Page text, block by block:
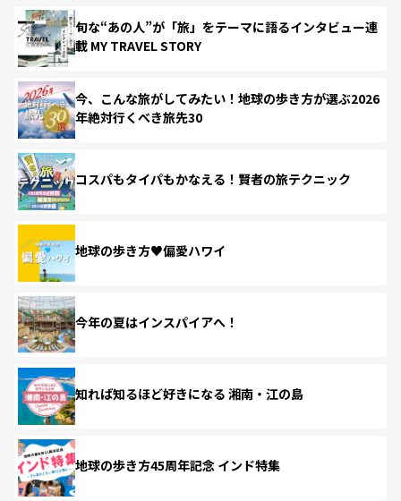
旬な“あの人”が「旅」をテーマに語るインタビュー連
載 MY TRAVEL STORY
今、こんな旅がしてみたい！地球の歩き方が選ぶ2026
年絶対行くべき旅先30
コスパもタイパもかなえる！賢者の旅テクニック
地球の歩き方♥偏愛ハワイ
今年の夏はインスパイアへ！
知れば知るほど好きになる 湘南・江の島
地球の歩き方45周年記念 インド特集